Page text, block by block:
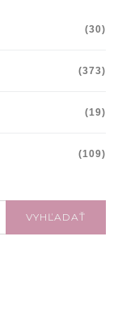
(30)
(373)
(19)
(109)
VYHĽADAŤ